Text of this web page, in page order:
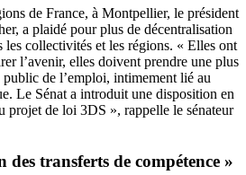
de France, à Montpellier, le président
a plaidé pour plus de décentralisation
les collectivités et les régions. « Elles ont
l’avenir, elles doivent prendre une plus
public de l’emploi, intimement lié au
Le Sénat a introduit une disposition en
projet de loi 3DS », rappelle le sénateur
des transferts de compétence »